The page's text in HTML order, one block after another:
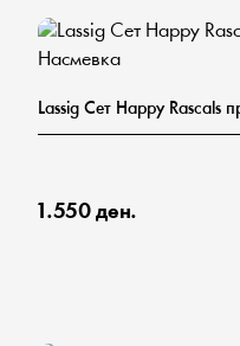
Lassig Сет Happy Rascals
1.550 ден.